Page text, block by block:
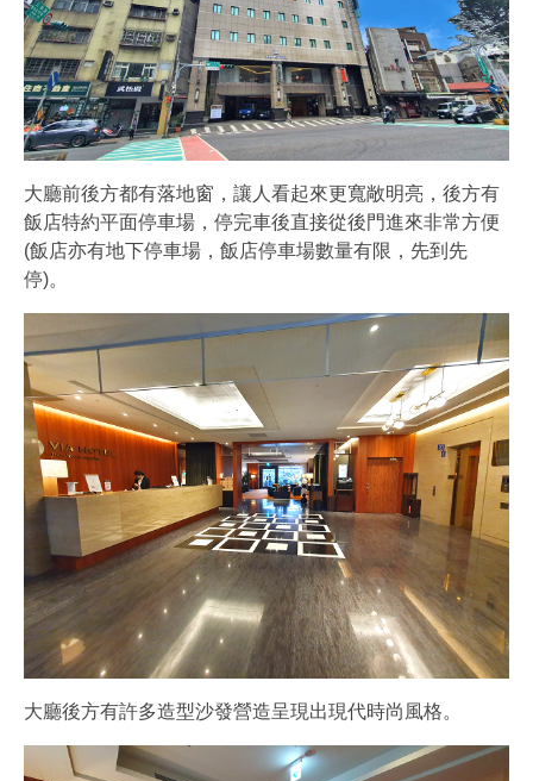
大廳前後方都有落地窗，讓人看起來更寬敞明亮，後方有
飯店特約平面停車場，停完車後直接從後門進來非常方便
(飯店亦有地下停車場，飯店停車場數量有限，先到先
停)。
大廳後方有許多造型沙發營造呈現出現代時尚風格。